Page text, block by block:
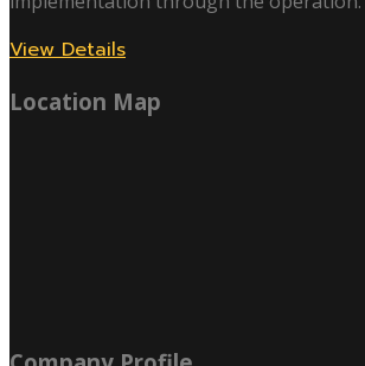
View Details
Location Map